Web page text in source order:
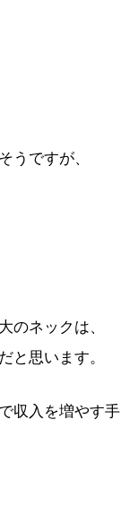
うですが、
のネックは、
と思います。
収入を増やす手